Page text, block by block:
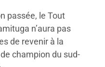
passée, le Tout
n’aura pas
de revenir à la
champion du sud-